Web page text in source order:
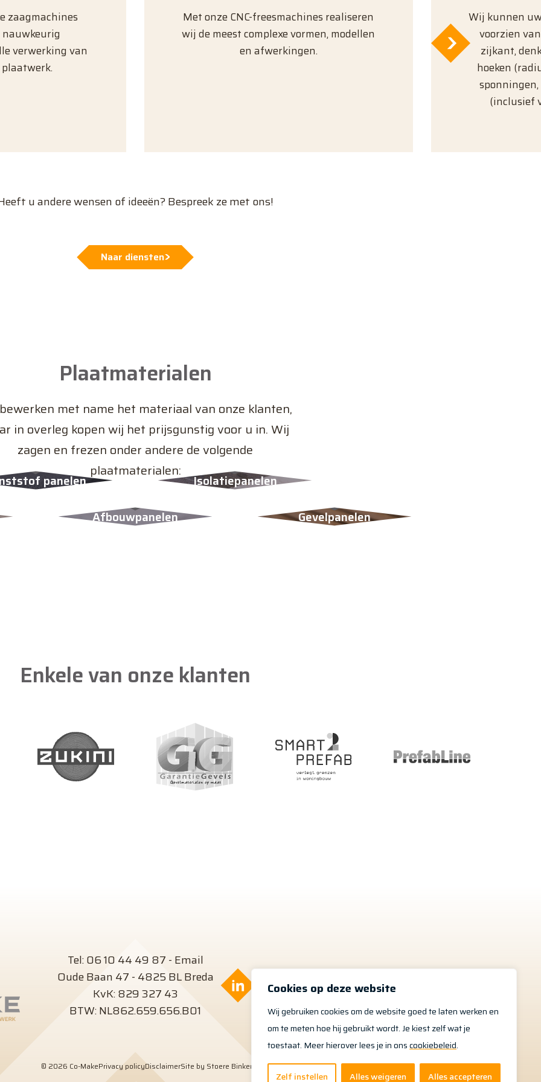
Cookies op deze website
Wij gebruiken cookies om de website goed te laten werken en
om te meten hoe hij gebruikt wordt. Je kiest zelf wat je
toestaat. Meer hierover lees je in onscookiebeleid.
Zelf instellen Alles weigeren Alles accepteren
zaagmachines
nauwkeurig
verwerking van
Met onze CNC-freesmachines realiseren
wij de meest complexe vormen, modellen
en afwerkingen.
Wij kunnen
voorzien
zijkant,
hoeken
(inclusief
u andere wensen of ideeën? Bespreek ze met ons!
Naar diensten
Plaatmaterialen
met name het materiaal van onze klanten,
in overleg kopen wij het prijsgunstig voor u in. Wij
zagen en frezen onder andere de volgende
plaatmaterialen:
Afbouwpanelen Gevelpanelen
panelen Isolatiepanelen
Enkele van onze klanten
Tel:06 10 44 49 87 - Email
Oude Baan 47 - 4825 BL Breda
KvK: 829 327 43
BTW: NL862.659.656.B01
Volg ons
© 2026 Co-MakePrivacy policyDisclaimerSite by Stoere Binken